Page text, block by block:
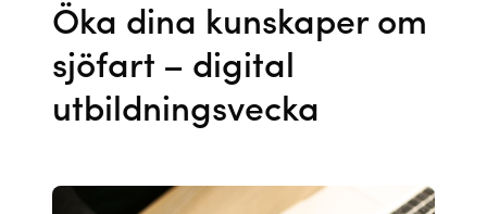
Öka dina kunskaper om
sjöfart – digital
utbildningsvecka